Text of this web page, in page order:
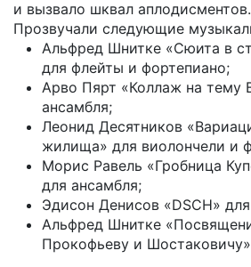
и вызвало шквал аплодисментов.
Прозвучали следующие
Альфред Шнитке «Сюита в
для флейты и фортепиано;
Арво Пярт «Коллаж на тему
ансамбля;
Леонид Десятников
жилища» для виолончели и
Морис Равель «Гробница
для ансамбля;
Эдисон Денисов «DSCH»
Альфред Шнитке
Прокофьеву и